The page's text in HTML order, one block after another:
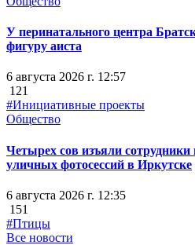
У перинатального центра
фигуру аиста
6 августа 2026 г. 12:57
121
#Инициативные проекты
Общество
Четырех сов изъяли сотрудники
уличных фотосессий в Иркутске
6 августа 2026 г. 12:35
151
#Птицы
Все новости